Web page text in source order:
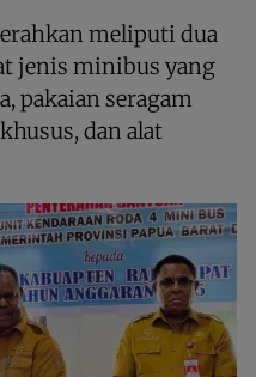
meliputi dua
jenis minibus yang
pakaian seragam
dan alat